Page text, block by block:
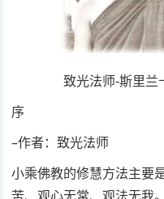
致光法师-斯里兰
序
–作者：致光法师
小乘佛教的修慧方法主要